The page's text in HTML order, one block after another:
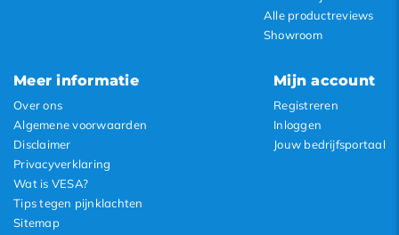
Alle productreviews
Showroom
Meer informatie
Over ons
Algemene voorwaarden
Disclaimer
Privacyverklaring
Wat is VESA?
Tips tegen pijnklachten
Sitemap
Mijn account
Registreren
Inloggen
Jouw bedrijfsportaal